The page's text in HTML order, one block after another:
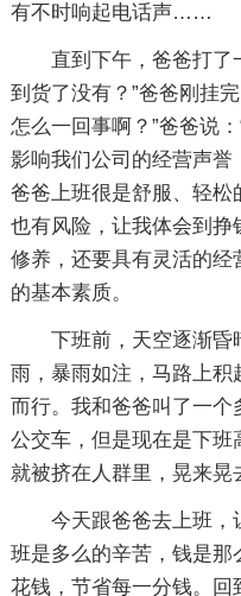
有不时响起电话声……
直到下午，爸爸打了
到货了没有？”爸爸刚挂
怎么一回事啊？”爸爸说
影响我们公司的经营声誉
爸爸上班很是舒服、轻松
也有风险，让我体会到
修养，还要具有灵活的经
的基本素质。
下班前，天空逐渐昏
雨，暴雨如注，马路上
而行。我和爸爸叫了一
公交车，但是现在是下
就被挤在人群里，晃来晃
今天跟爸爸去上班，
班是多么的辛苦，钱是
花钱，节省每一分钱。